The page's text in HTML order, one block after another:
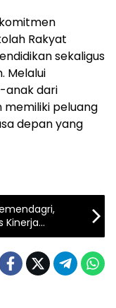
Rakyat
sekaligus
Melalui
anak dari
peluang
depan yang
Kinerja